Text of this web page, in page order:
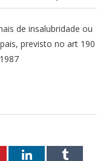
de insalubridade ou
previsto no art 190
LinkedInTumblr